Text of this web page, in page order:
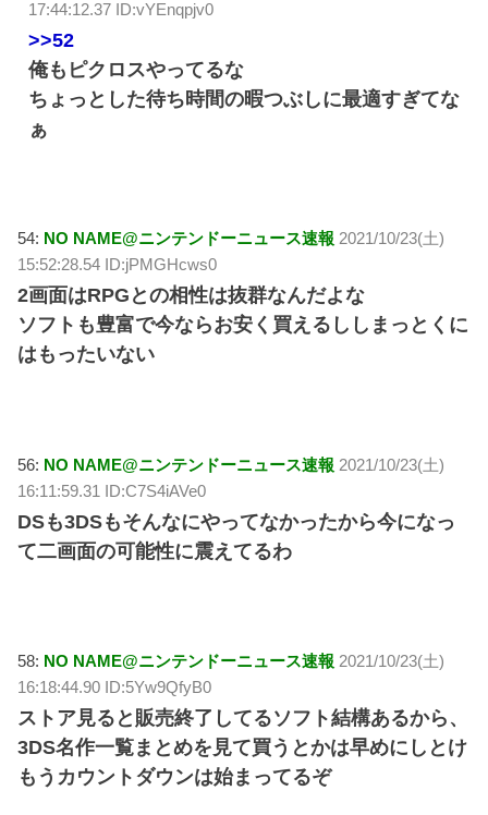
17:44:12.37 ID:vYEnqpjv0
>>52
俺もピクロスやってるな
ちょっとした待ち時間の暇つぶしに最適すぎてな
ぁ
54: NO NAME@ニンテンドーニュース速報 2021/10/23(土)
15:52:28.54 ID:jPMGHcws0
2画面はRPGとの相性は抜群なんだよな
ソフトも豊富で今ならお安く買えるししまっとくに
はもったいない
56: NO NAME@ニンテンドーニュース速報 2021/10/23(土)
16:11:59.31 ID:C7S4iAVe0
DSも3DSもそんなにやってなかったから今になっ
て二画面の可能性に震えてるわ
58: NO NAME@ニンテンドーニュース速報 2021/10/23(土)
16:18:44.90 ID:5Yw9QfyB0
ストア見ると販売終了してるソフト結構あるから、
3DS名作一覧まとめを見て買うとかは早めにしとけ
もうカウントダウンは始まってるぞ